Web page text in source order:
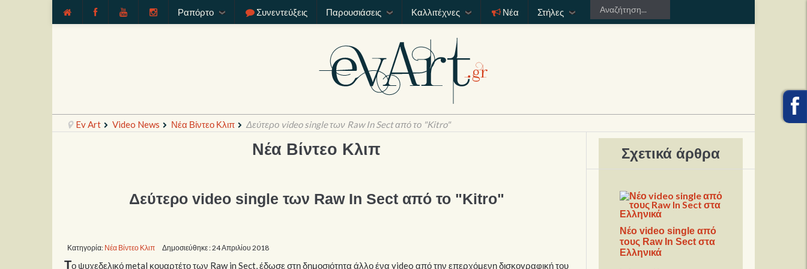
Ραπόρτο Συνεντεύξεις Παρουσιάσεις Καλλιτέχνες Νέα Στήλες
Ev Art Video News Νέα Βίντεο Κλιπ Δεύτερο video single των Raw In Sect από το "Kitro"
Νέα Βίντεο Κλιπ
Δεύτερο video single των Raw In Sect από το "Kitro"
Κατηγορία: Νέα Βίντεο Κλιπ Δημοσιεύθηκε : 24 Απριλίου 2018
Το ψυχεδελικό metal κουαρτέτο των Raw in Sect, έδωσε στη δημοσιότητα άλλο ένα video από την επερχόμενη δισκογραφική του
Σχετικά άρθρα
Νέο video single από
τους Raw In Sect στα
Ελληνικά